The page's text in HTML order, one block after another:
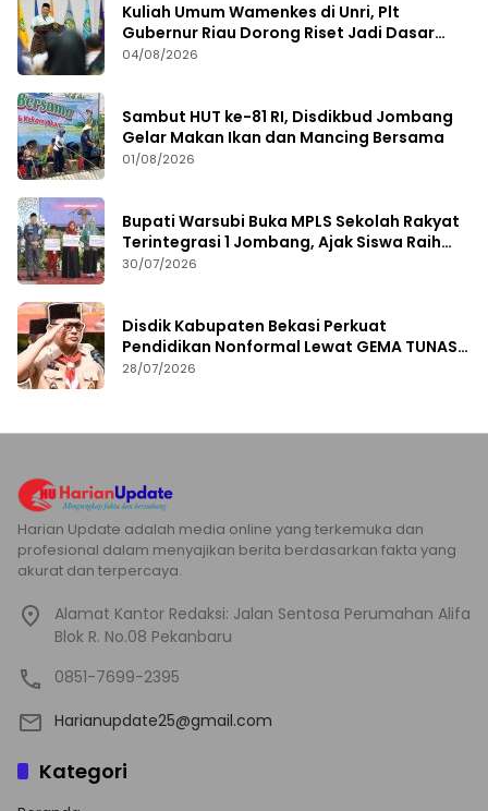
Kuliah Umum Wamenkes di Unri, Plt
Gubernur Riau Dorong Riset Jadi Dasar
Kebijakan Kesehatan
04/08/2026
Sambut HUT ke-81 RI, Disdikbud Jombang
Gelar Makan Ikan dan Mancing Bersama
01/08/2026
Bupati Warsubi Buka MPLS Sekolah Rakyat
Terintegrasi 1 Jombang, Ajak Siswa Raih
Prestasi
30/07/2026
Disdik Kabupaten Bekasi Perkuat
Pendidikan Nonformal Lewat GEMA TUNAS
2026
28/07/2026
Harian Update adalah media online yang terkemuka dan
profesional dalam menyajikan berita berdasarkan fakta yang
akurat dan terpercaya.
Alamat Kantor Redaksi: Jalan Sentosa Perumahan Alifa
Blok R. No.08 Pekanbaru
0851-7699-2395
Harianupdate25@gmail.com
Kategori